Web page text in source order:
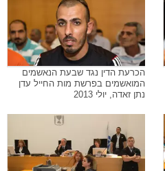
הכרעת הדין נגד שבעת הנאשמים
המואשמים בפרשת מות החייל עדן
נתן זאדה, יולי 2013